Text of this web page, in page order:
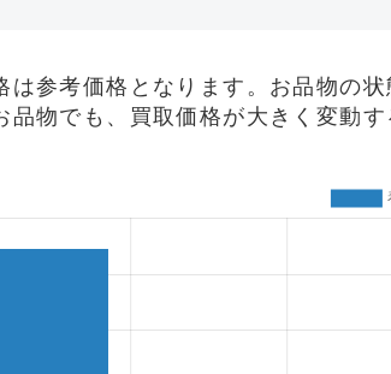
は参考価格となります。お品物の
品物でも、買取価格が大きく変動